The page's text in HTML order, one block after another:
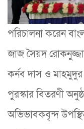
পরিচালনা করেন
জাজ সৈয়দ
কর্নব দাস ও মাহমুদুর
পুরস্কার বিতরণী
অভিভাবকবৃন্দ